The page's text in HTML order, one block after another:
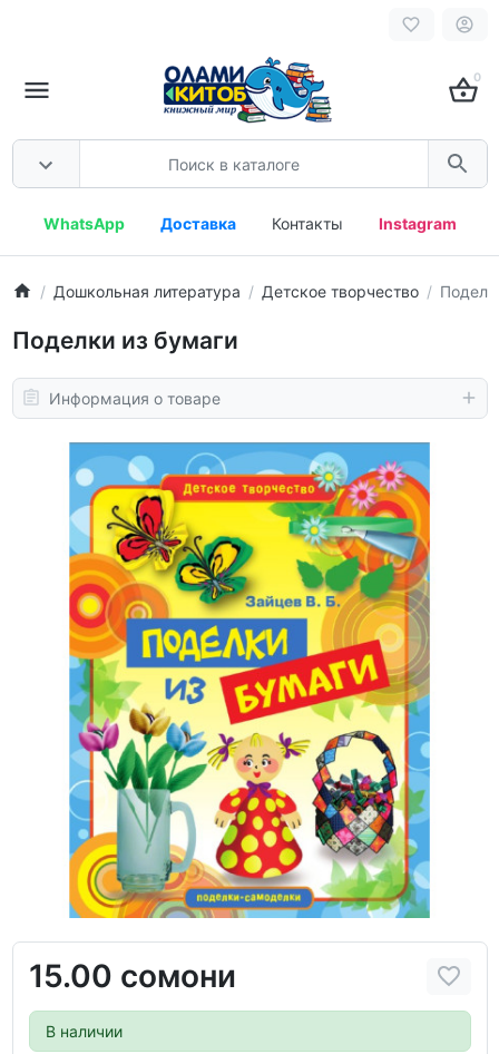
0
WhatsApp Доставка Контакты Instagram
Дошкольная литература Детское творчество
Поделки из бумаги
Информация о товаре
15.00 сомони
В наличии